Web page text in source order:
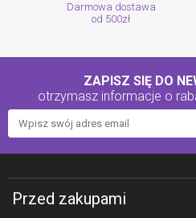
Darmowa dostawa
od 500zł
ZAPISZ SIĘ DO
otrzymasz informacje o
Przed zakupami